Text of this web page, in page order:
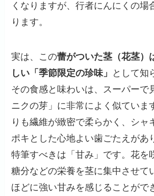
くなりますが、行者にんにくの場
ります。
実は、この蕾がついた茎（花茎）
しい「季節限定の珍味」
として知
その食感と味わいは、スーパーで
ニクの芽」に非常によく似ていま
りも繊維が緻密で柔らかく、シャ
ポキとした心地よい歯ごたえがあ
特筆すべきは「甘み」です。花を
糖分などの栄養を茎に集中させて
ほどに強い甘みを感じることがで